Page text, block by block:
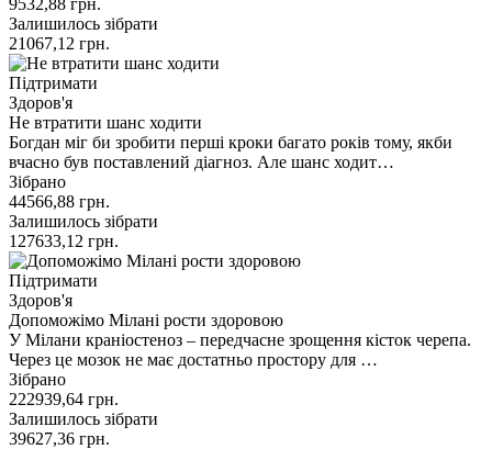
Залишилось зібрати
21067,12 грн.
Підтримати
Здоров'я
Не втратити шанс ходити
Богдан міг би зробити перші кроки багато років тому, якби
вчасно був поставлений діагноз. Але шанс ходит…
Зібрано
44566,88 грн.
Залишилось зібрати
127633,12 грн.
Підтримати
Здоров'я
Допоможімо Мілані рости здоровою
У Мілани краніостеноз – передчасне зрощення кісток черепа.
Через це мозок не має достатньо простору для …
Зібрано
222939,64 грн.
Залишилось зібрати
39627,36 грн.